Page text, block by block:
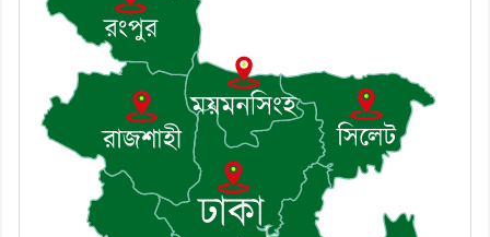
৮। মেঘনায় আইন-শৃঙ্খলা কমিটির মাসিক
সভা অনুষ্ঠিত
৯। জাতীয় নেতা ড. খন্দকার মোশাররফ
হোসেনের মূল্যায়ন কোথায় এবং একটি
বিশ্লেষণ